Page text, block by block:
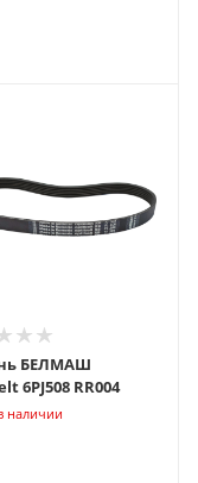
БЕЛМАШ
Optibelt 6PJ508 RR004
наличии